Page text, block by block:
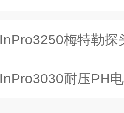
InPro3250梅特勒探
InPro3030耐压PH